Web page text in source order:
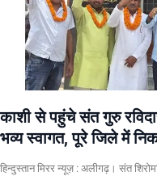
काशी से पहुंचे संत गुरु
भव्य स्वागत, पूरे जिले में
हिन्दुस्तान मिरर न्यूज़ : अलीगढ़। संत